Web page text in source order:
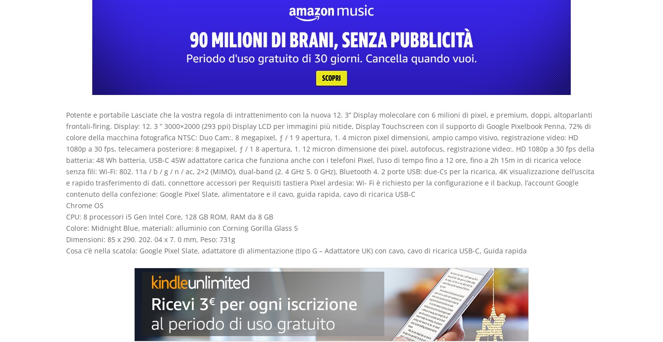
Potente e portabile Lasciate che la vostra regola di intrattenimento con la nuova 12. 3” Display molecolare con 6 milioni di pixel, e premium, doppi, altoparlanti
frontali-firing. Display: 12. 3 ” 3000×2000 (293 ppi) Display LCD per immagini più nitide, Display Touchscreen con il supporto di Google Pixelbook Penna, 72% di
colore della macchina fotografica NTSC: Duo Cam:. 8 megapixel, ƒ / 1 9 apertura, 1. 4 micron pixel dimensioni, ampio campo visivo, registrazione video: HD
1080p a 30 fps, telecamera posteriore: 8 megapixel, ƒ / 1 8 apertura, 1. 12 micron dimensione dei pixel, autofocus, registrazione video:. HD 1080p a 30 fps della
batteria: 48 Wh batteria, USB-C 45W adattatore carica che funziona anche con i telefoni Pixel, l’uso di tempo fino a 12 ore, fino a 2h 15m in di ricarica veloce
senza fili: Wi-Fi: 802. 11a / b / g / n / ac, 2×2 (MIMO), dual-band (2. 4 GHz 5. 0 GHz), Bluetooth 4. 2 porte USB: due-Cs per la ricarica, 4K visualizzazione dell’uscita
e rapido trasferimento di dati, connettore accessori per Requisiti tastiera Pixel ardesia: Wi- Fi è richiesto per la configurazione e il backup, l’account Google
contenuto della confezione: Google Pixel Slate, alimentatore e il cavo, guida rapida, cavo di ricarica USB-C
Chrome OS
CPU: 8 processori i5 Gen Intel Core, 128 GB ROM, RAM da 8 GB
Colore: Midnight Blue, materiali: alluminio con Corning Gorilla Glass 5
Dimensioni: 85 x 290. 202. 04 x 7. 0 mm, Peso: 731g
Cosa c’è nella scatola: Google Pixel Slate, adattatore di alimentazione (tipo G – Adattatore UK) con cavo, cavo di ricarica USB-C, Guida rapida